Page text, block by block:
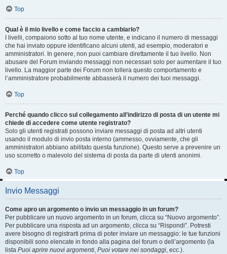
Top
Qual è il mio livello e come faccio a cambiarlo?
I livelli, compaiono sotto al tuo nome utente, e indicano il numero di messaggi
che hai inviato oppure identificano alcuni utenti, ad esempio, moderatori e
amministratori. In genere, non puoi cambiare direttamente il tuo livello. Non
abusare del Forum inviando messaggi non necessari solo per aumentare il tuo
livello. La maggior parte dei Forum non tollera questo comportamento e
l’amministratore probabilmente abbasserà il numero dei tuoi messaggi.
Top
Perché quando clicco sul collegamento all’indirizzo di posta di un utente mi
chiede di accedere come utente registrato?
Solo gli utenti registrati possono inviare messaggi di posta ad altri utenti
usando il modulo di invio posta interno (ammesso, ovviamente, che gli
amministratori abbiano abilitato questa funzione). Questo serve a prevenire un
uso scorretto o malevolo del sistema di posta da parte di utenti anonimi.
Top
Invio Messaggi
Come apro un argomento o invio un messaggio in un forum?
Per pubblicare un nuovo argomento in un forum, clicca su “Nuovo argomento”.
Per pubblicare una risposta ad un argomento, clicca su “Rispondi”. Potresti
avere bisogno di registrarti prima di poter inviare un messaggio: le tue funzioni
disponibili sono elencate in fondo alla pagina del forum o dell’argomento (la
lista Puoi aprire nuovi argomenti Puoi votare nei sondaggi , ecc.).